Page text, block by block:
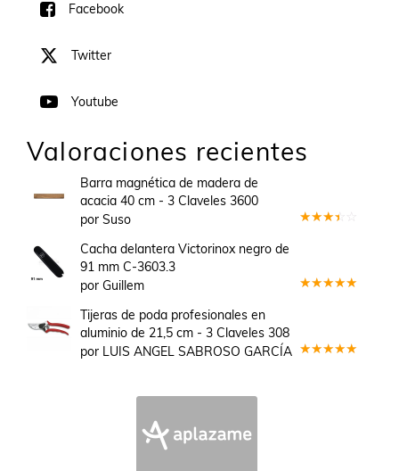
Facebook
Twitter
Youtube
Valoraciones recientes
Barra magnética de madera de
acacia 40 cm - 3 Claveles 3600
por Suso
Cacha delantera Victorinox negro de
91 mm C-3603.3
por Guillem
Tijeras de poda profesionales en
aluminio de 21,5 cm - 3 Claveles 308
por LUIS ANGEL SABROSO GARCÍA